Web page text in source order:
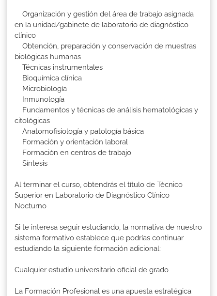
Organización y gestión del área de trabajo asignada
en la unidad/gabinete de laboratorio de diagnóstico
clínico
Obtención, preparación y conservación de muestras
biológicas humanas
Técnicas instrumentales
Bioquímica clínica
Microbiología
Inmunología
Fundamentos y técnicas de análisis hematológicas y
citológicas
Anatomofisiología y patología básica
Formación y orientación laboral
Formación en centros de trabajo
Síntesis
Al terminar el curso, obtendrás el título de Técnico
Superior en Laboratorio de Diagnóstico Clínico
Nocturno
Si te interesa seguir estudiando, la normativa de nuestro
sistema formativo establece que podrías continuar
estudiando la siguiente formación adicional:
Cualquier estudio universitario oficial de grado
La Formación Profesional es una apuesta estratégica